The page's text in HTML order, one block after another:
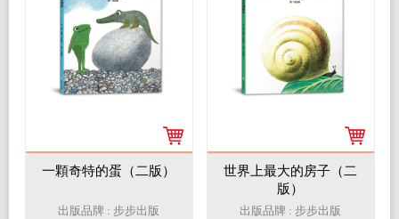
一顆奇特的蛋（二版）
出版品牌 : 步步出版
世界上最大的房子（二
版）
出版品牌 : 步步出版